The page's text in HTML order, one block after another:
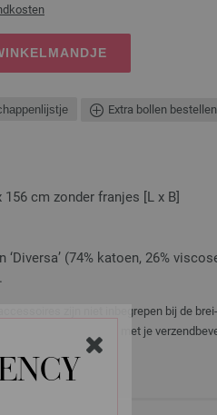
Extra bollen bestellen
cm zonder franjes [L x B]
‘Diversa’ (74% katoen, 26%
zijn niet inbegrepen bij de
gratis per e-mail met je